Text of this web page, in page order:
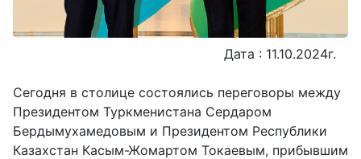
Дата : 11.10.2024г.
Сегодня в столице состоялись переговоры между
Президентом Туркменистана Сердаром
Бердымухамедовым и Президентом Республики
Казахстан Касым-Жомартом Токаевым, прибывшим